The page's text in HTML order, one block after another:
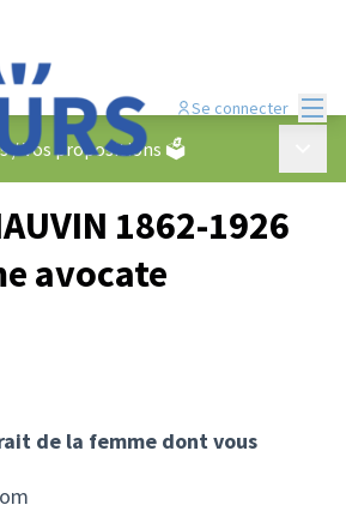
Se connecter
/Vos propositions 🗳️
1862-1926
avocate
de la femme dont vous